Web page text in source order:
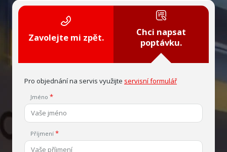
Zavolejte mi zpět.
Chci napsat
poptávku.
Pro objednání na servis využijte servisní formulář
Jméno
Příjmení